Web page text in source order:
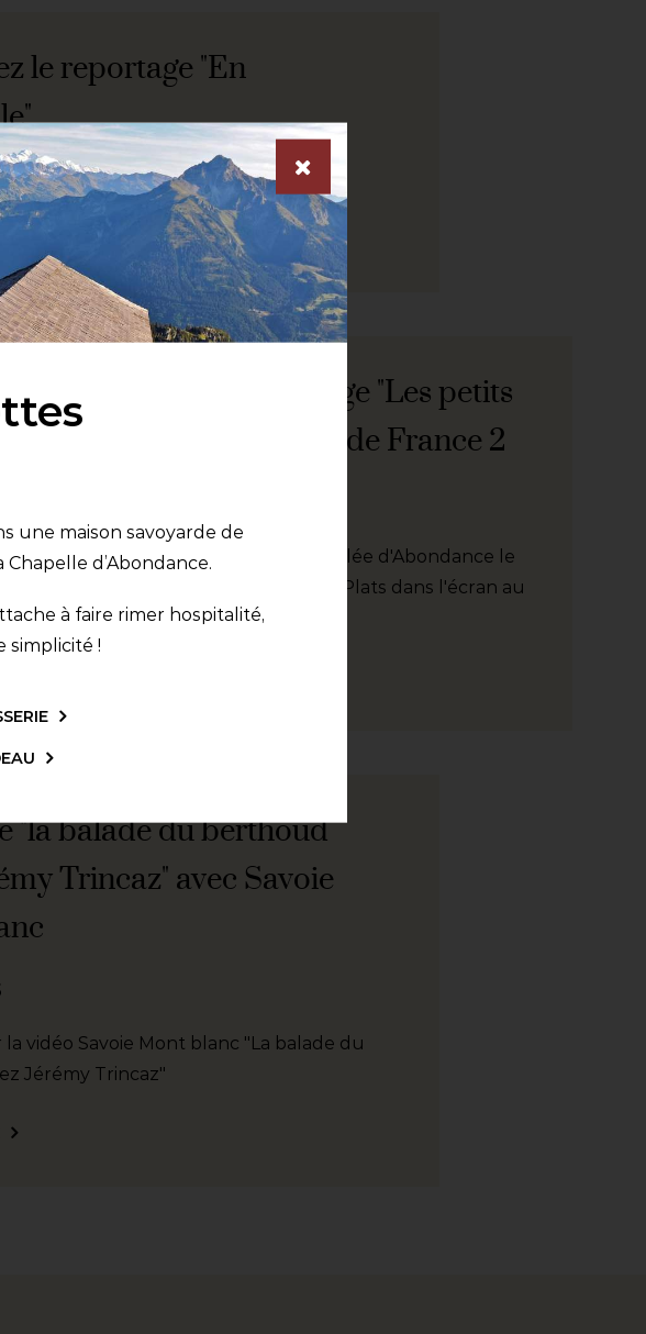
le reportage "En
Voir ou revoir le reportage "Les petits
plats dans l'écran" au JT de France 2
Venez découvrir la spécialité de la vallée d'Abondance le
Berthoud avec nous dans Les Petits Plats dans l'écran au
JT de France 2
"la balade du berthoud
Trincaz" avec Savoie
la vidéo Savoie Mont blanc "La balade du
Jérémy Trincaz"
une maison savoyarde de
d’Abondance.
à faire rimer hospitalité,
simplicité !